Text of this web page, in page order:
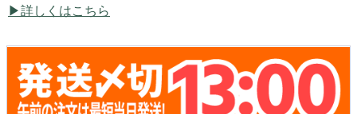
詳しくはこちら